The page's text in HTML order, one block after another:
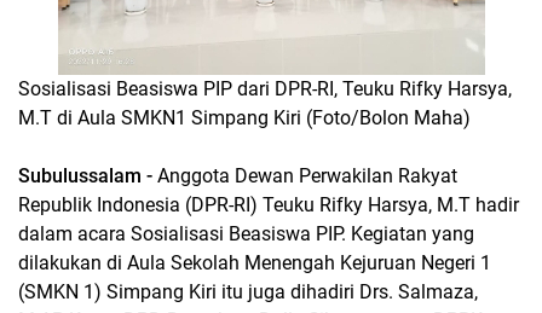
Sosialisasi Beasiswa PIP dari DPR-RI, Teuku Rifky Harsya,
M.T di Aula SMKN1 Simpang Kiri (Foto/Bolon Maha)
Subulussalam - Anggota Dewan Perwakilan Rakyat
Republik Indonesia (DPR-RI) Teuku Rifky Harsya, M.T hadir
dalam acara Sosialisasi Beasiswa PIP. Kegiatan yang
dilakukan di Aula Sekolah Menengah Kejuruan Negeri 1
(SMKN 1) Simpang Kiri itu juga dihadiri Drs. Salmaza,